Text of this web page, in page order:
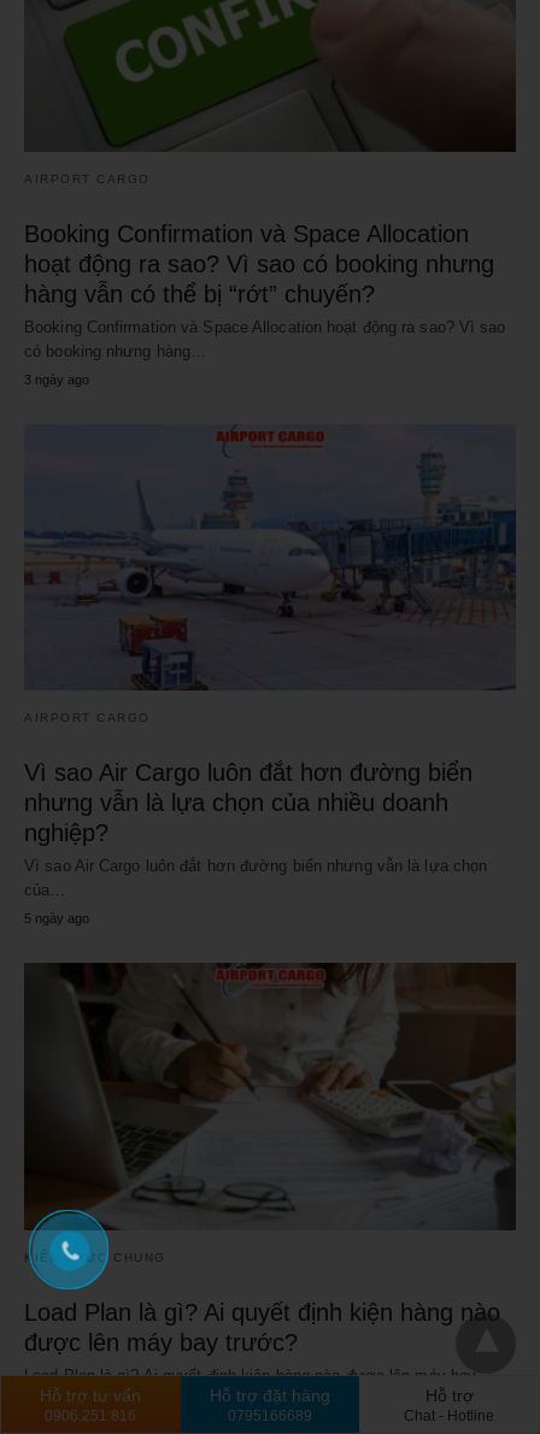
AIRPORT CARGO
Booking Confirmation và Space Allocation
hoạt động ra sao? Vì sao có booking nhưng
hàng vẫn có thể bị “rớt” chuyến?
Booking Confirmation và Space Allocation hoạt động ra sao? Vì sao
có booking nhưng hàng…
3 ngày ago
AIRPORT CARGO
Vì sao Air Cargo luôn đắt hơn đường biển
nhưng vẫn là lựa chọn của nhiều doanh
nghiệp?
Vì sao Air Cargo luôn đắt hơn đường biển nhưng vẫn là lựa chọn
của…
5 ngày ago
KIẾN THỨC CHUNG
Load Plan là gì? Ai quyết định kiện hàng nào
được lên máy bay trước?
Load Plan là gì? Ai quyết định kiện hàng nào được lên máy bay
trước?…
Hỗ trợ tư vấn
0906.251.816
Hỗ trợ đặt hàng
0795166689
Hỗ trợ
Chat - Hotline